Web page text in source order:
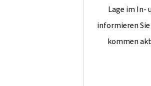
Lage im In-
informieren
kommen